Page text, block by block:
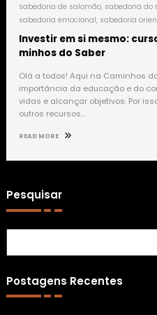
sabedoria de salomão, sabedoria do
sabedoria emocional, sabedoria
Investir em si mesmo:
minhos do Saber
Olá a todos! Aqui na Caminhos
importância da educação e do
vidas e alcançar objetivos. Por
outros recursos…
READ MORE
Pesquisar
Postagens Recentes